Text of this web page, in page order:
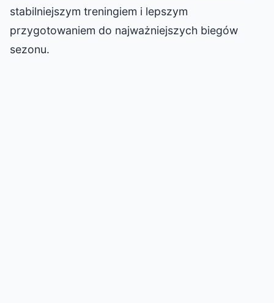
stabilniejszym treningiem i lepszym
przygotowaniem do najważniejszych biegów
sezonu.